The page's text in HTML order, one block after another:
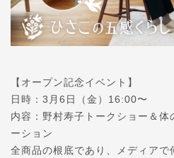
【オープン記念イベント】
日時：3月6日（金）16:00〜
内容：野村寿子トークショー＆体
ーション
全商品の根底であり、メディアで